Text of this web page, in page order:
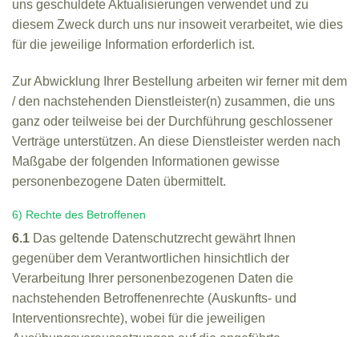
uns geschuldete Aktualisierungen verwendet und zu
diesem Zweck durch uns nur insoweit verarbeitet, wie dies
für die jeweilige Information erforderlich ist.
Zur Abwicklung Ihrer Bestellung arbeiten wir ferner mit dem
/ den nachstehenden Dienstleister(n) zusammen, die uns
ganz oder teilweise bei der Durchführung geschlossener
Verträge unterstützen. An diese Dienstleister werden nach
Maßgabe der folgenden Informationen gewisse
personenbezogene Daten übermittelt.
6) Rechte des Betroffenen
6.1 Das geltende Datenschutzrecht gewährt Ihnen
gegenüber dem Verantwortlichen hinsichtlich der
Verarbeitung Ihrer personenbezogenen Daten die
nachstehenden Betroffenenrechte (Auskunfts- und
Interventionsrechte), wobei für die jeweiligen